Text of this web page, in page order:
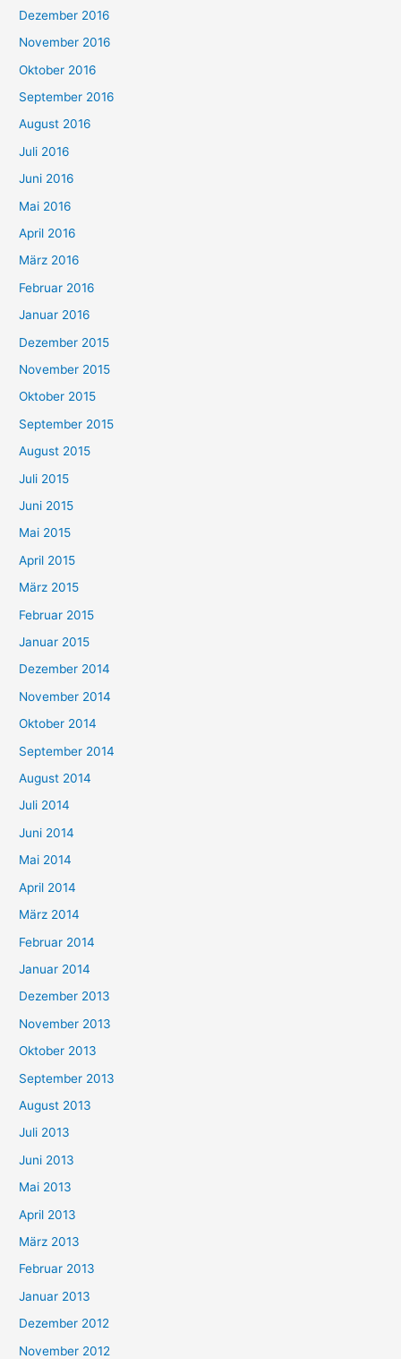
Dezember 2016
November 2016
Oktober 2016
September 2016
August 2016
Juli 2016
Juni 2016
Mai 2016
April 2016
März 2016
Februar 2016
Januar 2016
Dezember 2015
November 2015
Oktober 2015
September 2015
August 2015
Juli 2015
Juni 2015
Mai 2015
April 2015
März 2015
Februar 2015
Januar 2015
Dezember 2014
November 2014
Oktober 2014
September 2014
August 2014
Juli 2014
Juni 2014
Mai 2014
April 2014
März 2014
Februar 2014
Januar 2014
Dezember 2013
November 2013
Oktober 2013
September 2013
August 2013
Juli 2013
Juni 2013
Mai 2013
April 2013
März 2013
Februar 2013
Januar 2013
Dezember 2012
November 2012